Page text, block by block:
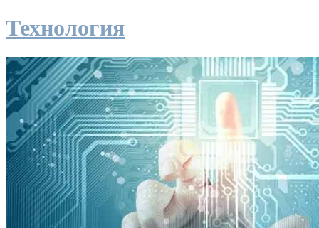
Технология